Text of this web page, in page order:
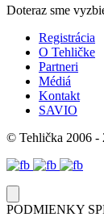
Doteraz sme
Registrácia
O Tehličke
Partneri
Médiá
Kontakt
SAVIO
© Tehlička 2006 -
PODMIENKY